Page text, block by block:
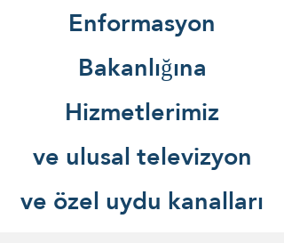
Enformasyon
Bakanlığına
Hizmetlerimiz
ve ulusal televizyon
ve özel uydu kanalları